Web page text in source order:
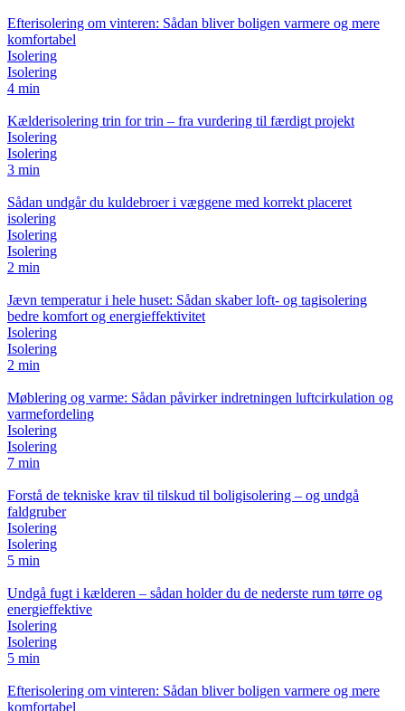
Efterisolering om vinteren: Sådan bliver boligen varmere og mere
komfortabel
Isolering
Isolering
4 min
Kælderisolering trin for trin – fra vurdering til færdigt projekt
Isolering
Isolering
3 min
Sådan undgår du kuldebroer i væggene med korrekt placeret
isolering
Isolering
Isolering
2 min
Jævn temperatur i hele huset: Sådan skaber loft- og tagisolering
bedre komfort og energieffektivitet
Isolering
Isolering
2 min
Møblering og varme: Sådan påvirker indretningen luftcirkulation og
varmefordeling
Isolering
Isolering
7 min
Forstå de tekniske krav til tilskud til boligisolering – og undgå
faldgruber
Isolering
Isolering
5 min
Undgå fugt i kælderen – sådan holder du de nederste rum tørre og
energieffektive
Isolering
Isolering
5 min
Efterisolering om vinteren: Sådan bliver boligen varmere og mere
komfortabel